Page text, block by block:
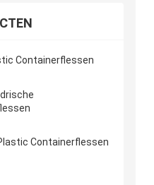
Containerflessen
Containerflessen